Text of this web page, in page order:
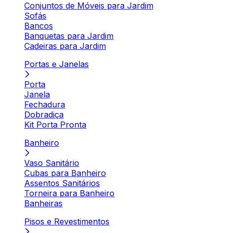
Conjuntos de Móveis para Jardim
Sofás
Bancos
Banquetas para Jardim
Cadeiras para Jardim
Portas e Janelas
Porta
Janela
Fechadura
Dobradiça
Kit Porta Pronta
Banheiro
Vaso Sanitário
Cubas para Banheiro
Assentos Sanitários
Torneira para Banheiro
Banheiras
Pisos e Revestimentos